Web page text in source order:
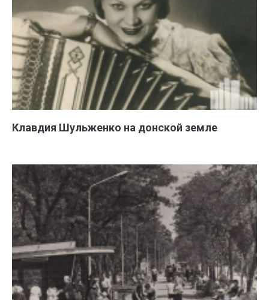
Клавдия Шульженко на донской земле